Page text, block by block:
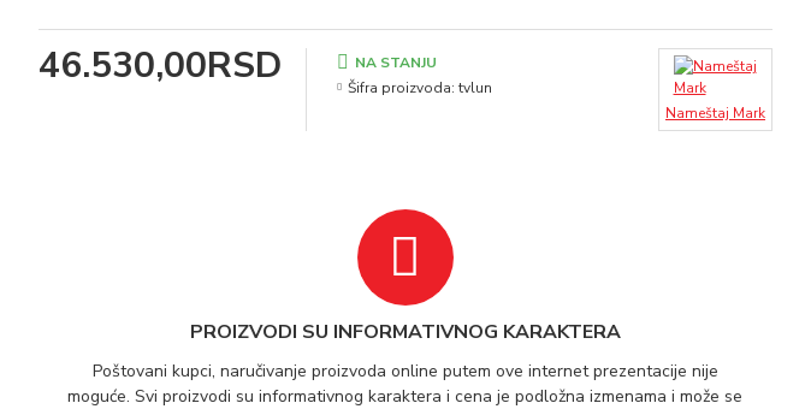
46.530,00RSD
NA STANJU
Šifra proizvoda: tvlun
Nameštaj Mark
PROIZVODI SU INFORMATIVNOG KARAKTERA
Poštovani kupci, naručivanje proizvoda online putem ove internet prezentacije nije
moguće. Svi proizvodi su informativnog karaktera i cena je podložna izmenama i može se